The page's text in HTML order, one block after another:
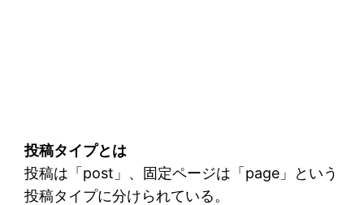
投稿タイプとは
投稿は「post」、固定ページは「page」という
投稿タイプに分けられている。